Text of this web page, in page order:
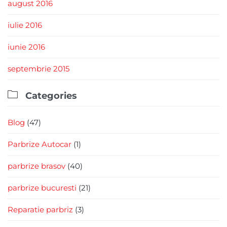
august 2016
iulie 2016
iunie 2016
septembrie 2015
 Categories
Blog (47)
Parbrize Autocar (1)
parbrize brasov (40)
parbrize bucuresti (21)
Reparatie parbriz (3)